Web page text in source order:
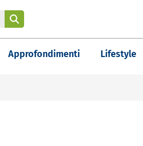
Approfondimenti Lifestyle